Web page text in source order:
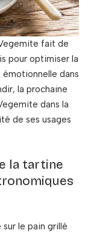
fait de
pour optimiser la
dans
la prochaine
dans la
de ses usages
la tartine
sur le pain grillé